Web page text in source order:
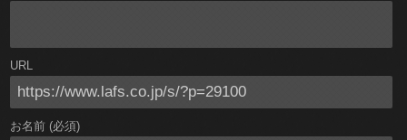
URL
お名前 (必須)